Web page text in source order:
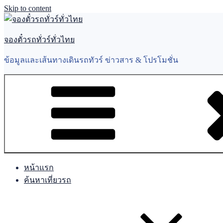
Skip to content
จองตั๋วรถทั่วร์ทั่วไทย
ข้อมูลและเส้นทางเดินรถทัวร์ ข่าวสาร & โปรโมชั่น
หน้าแรก
ค้นหาเที่ยวรถ